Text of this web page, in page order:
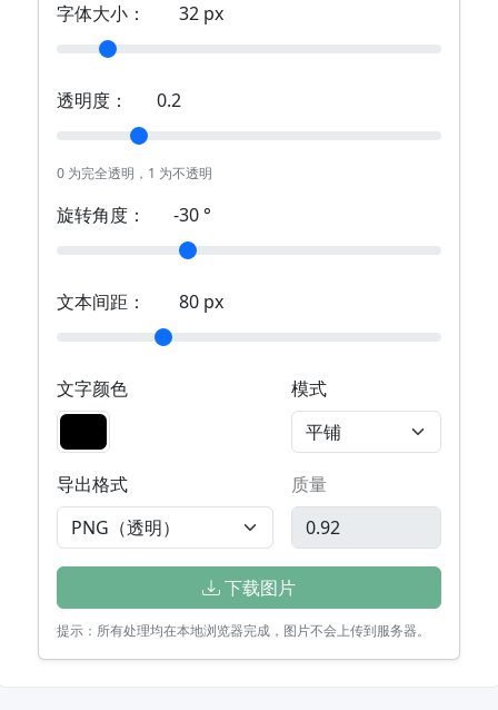
字体大小： 32 px
透明度： 0.2
0 为完全透明，1 为不透明
旋转角度： -30 °
文本间距： 80 px
文字颜色 模式
导出格式 质量
下载图片
提示：所有处理均在本地浏览器完成，图片不会上传到服务器。